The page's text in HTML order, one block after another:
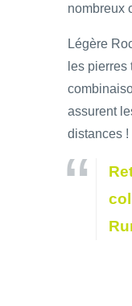
nombreux
Légère
les
assurent
distances !